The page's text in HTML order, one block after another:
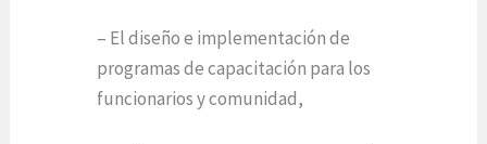
– El diseño e implementación de
programas de capacitación para los
funcionarios y comunidad,